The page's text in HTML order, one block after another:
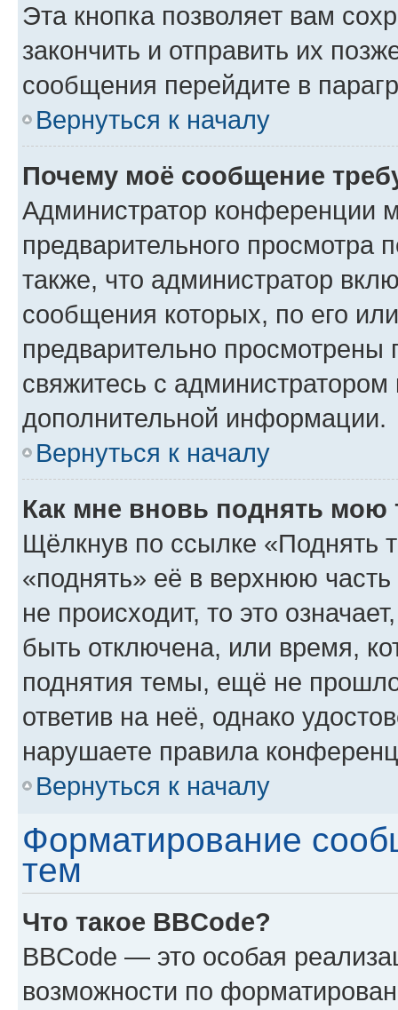
Эта кнопка позволяет вам
закончить и отправить их
сообщения перейдите в
Вернуться к началу
Почему моё сообщение
Администратор конференции
предварительного
также, что администратор
сообщения которых, по его
предварительно просмотрены
свяжитесь с
дополнительной информации.
Вернуться к началу
Как мне вновь поднять мою
Щёлкнув по ссылке «Поднять
«поднять» её в верхнюю
не происходит, то это
быть отключена, или время,
поднятия темы, ещё не
ответив на неё, однако
нарушаете правила
Вернуться к началу
Форматирование
тем
Что такое BBCode?
BBCode — это особая
возможности по